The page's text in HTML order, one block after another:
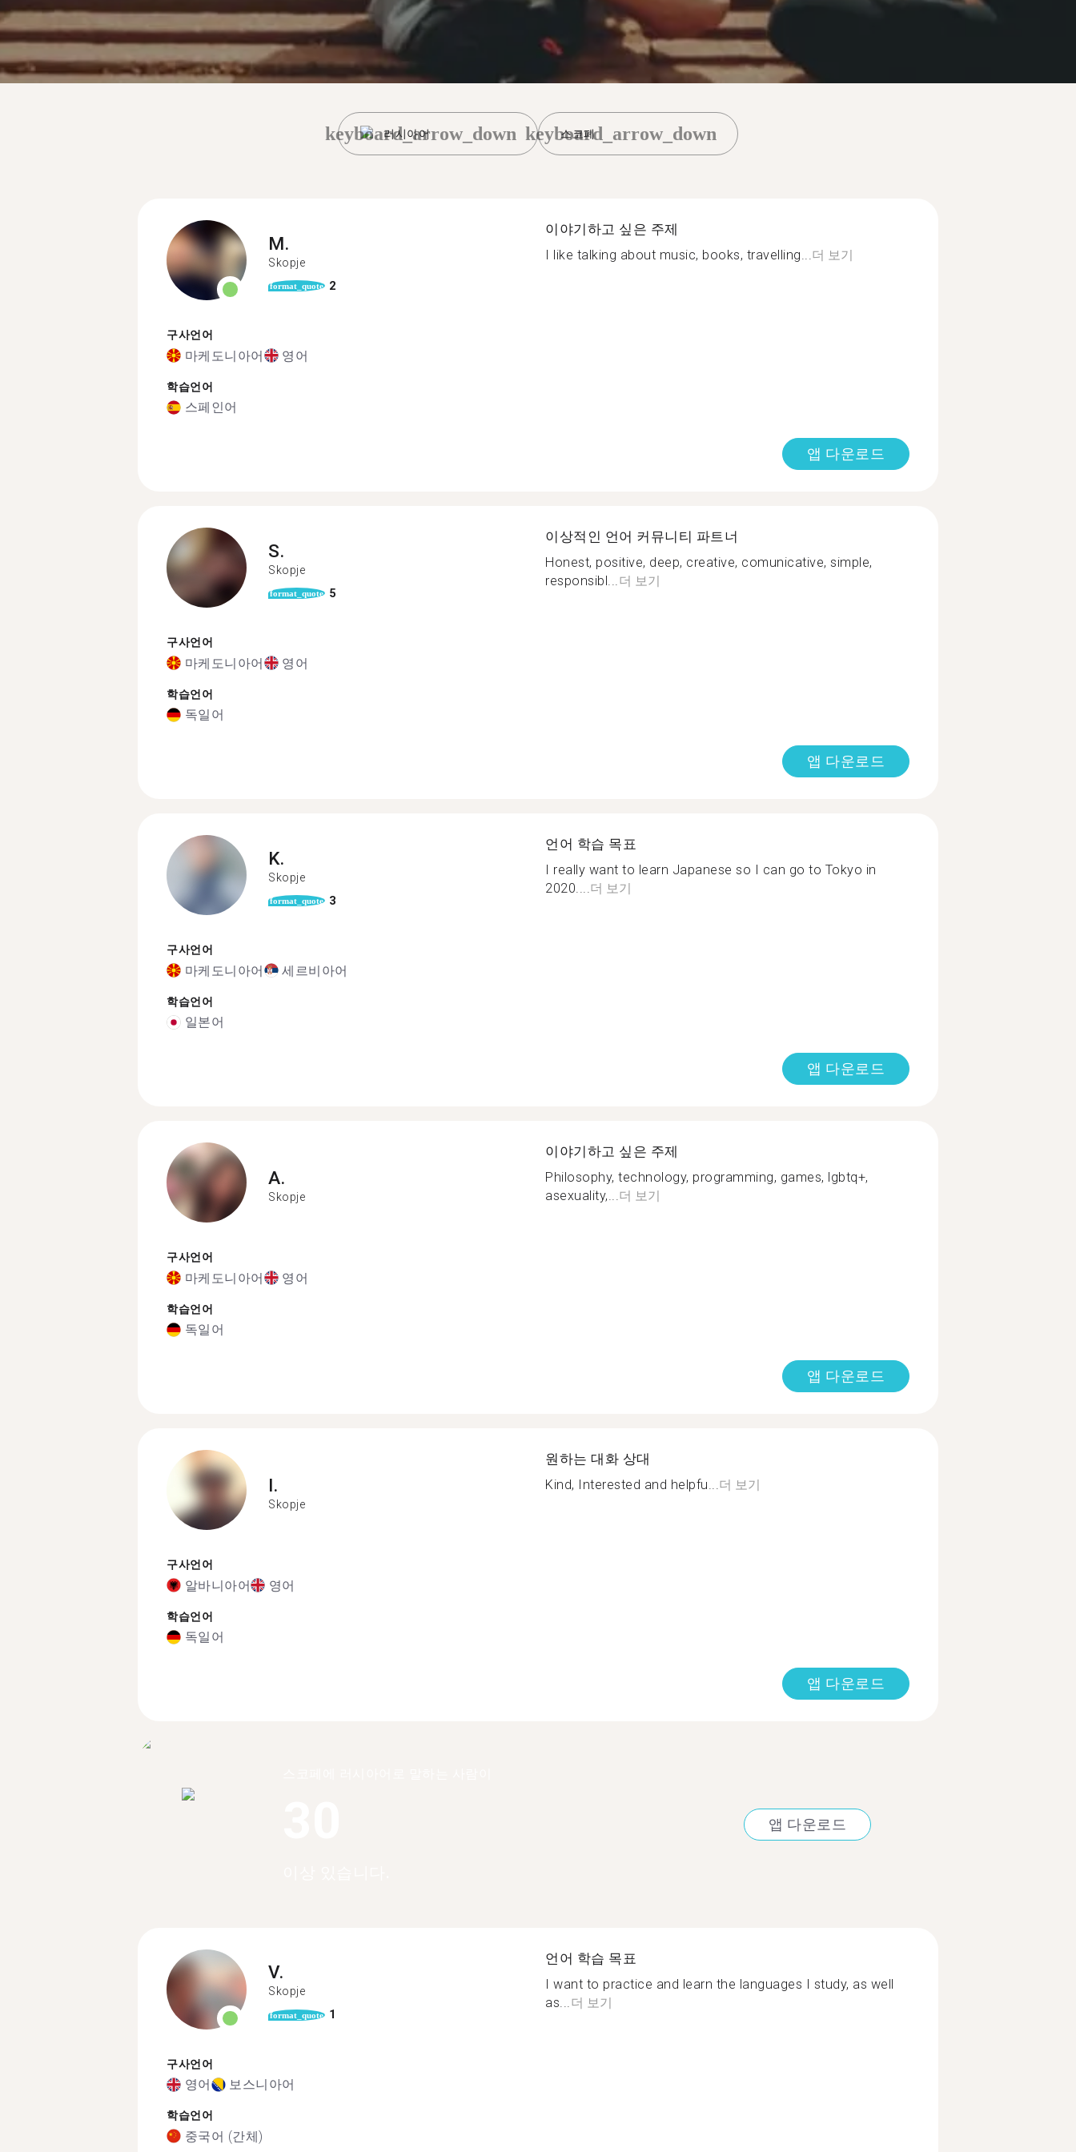
러시아어
keyboard_arrow_down 스코페
keyboard_arrow_down
M.
Skopje
format_quote 2
구사언어
마케도니아어 영어
학습언어
스페인어
이야기하고 싶은 주제
I like talking about music, books, travelling...더 보기
앱 다운로드
S.
Skopje
format_quote 5
구사언어
마케도니아어 영어
학습언어
독일어
이상적인 언어 커뮤니티 파트너
Honest, positive, deep, creative, comunicative, simple,
responsibl...더 보기
앱 다운로드
K.
Skopje
format_quote 3
구사언어
마케도니아어 세르비아어
학습언어
일본어
언어 학습 목표
I really want to learn Japanese so I can go to Tokyo in
2020....더 보기
앱 다운로드
A.
Skopje
구사언어
마케도니아어 영어
학습언어
독일어
이야기하고 싶은 주제
Philosophy, technology, programming, games, lgbtq+,
asexuality,...더 보기
앱 다운로드
I.
Skopje
구사언어
알바니아어 영어
학습언어
독일어
원하는 대화 상대
Kind, Interested and helpfu...더 보기
앱 다운로드
앱 다운로드
V.
Skopje
format_quote 1
구사언어
영어 보스니아어
학습언어
중국어 (간체)
언어 학습 목표
I want to practice and learn the languages I study, as well
as... 더 보기